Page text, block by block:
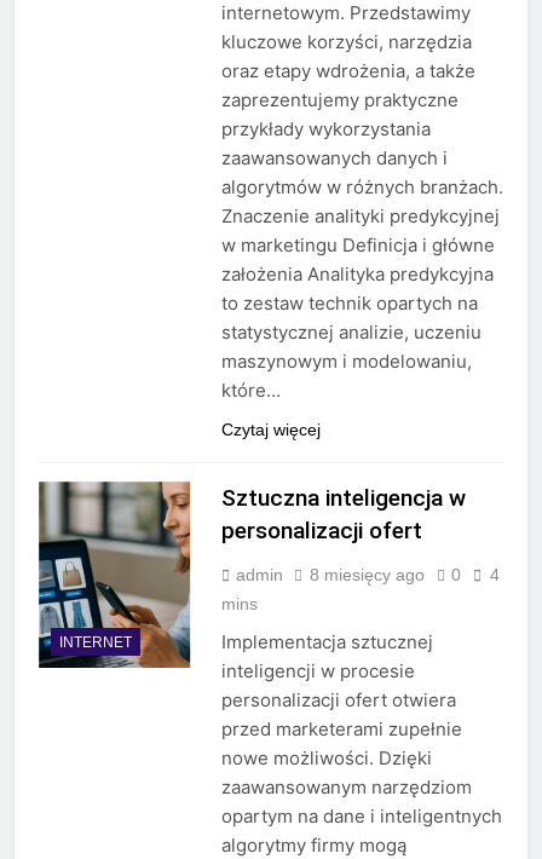
internetowym. Przedstawimy
kluczowe korzyści, narzędzia
oraz etapy wdrożenia, a także
zaprezentujemy praktyczne
przykłady wykorzystania
zaawansowanych danych i
algorytmów w różnych branżach.
Znaczenie analityki predykcyjnej
w marketingu Definicja i główne
założenia Analityka predykcyjna
to zestaw technik opartych na
statystycznej analizie, uczeniu
maszynowym i modelowaniu,
które…
Czytaj więcej
INTERNET
Sztuczna inteligencja w
personalizacji ofert
admin 8 miesięcy ago 0
4
mins
Implementacja sztucznej
inteligencji w procesie
personalizacji ofert otwiera
przed marketerami zupełnie
nowe możliwości. Dzięki
zaawansowanym narzędziom
opartym na dane i inteligentnych
algorytmy firmy mogą